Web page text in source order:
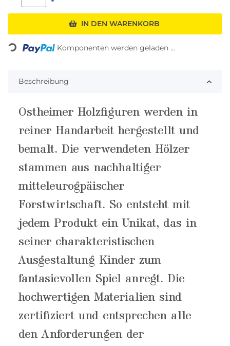
IN DEN WARENKORB
Loading... Komponenten werden geladen ...
Beschreibung
Ostheimer Holzfiguren werden in
reiner Handarbeit hergestellt und
bemalt. Die verwendeten Hölzer
stammen aus nachhaltiger
mitteleurogpäischer
Forstwirtschaft. So entsteht mit
jedem Produkt ein Unikat, das in
seiner charakteristischen
Ausgestaltung Kinder zum
fantasievollen Spiel anregt. Die
hochwertigen Materialien sind
zertifiziert und entsprechen alle
den Anforderungen der